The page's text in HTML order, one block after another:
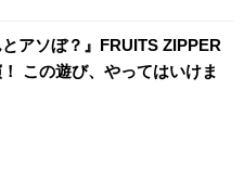
とアソぼ？』FRUITS ZIPPER
この遊び、やってはいけま